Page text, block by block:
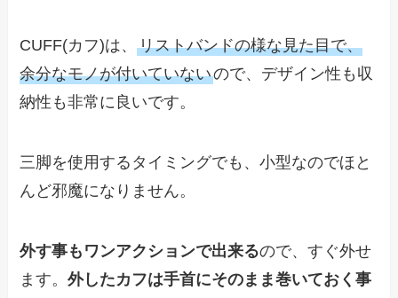
CUFF(カフ)は、リストバンドの様な見た目で、
余分なモノが付いていないので、デザイン性も収
納性も非常に良いです。
三脚を使用するタイミングでも、小型なのでほと
んど邪魔になりません。
外す事もワンアクションで出来るので、すぐ外せ
ます。外したカフは手首にそのまま巻いておく事